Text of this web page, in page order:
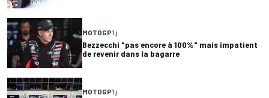
MOTOGP1 j
Bezzecchi "pas encore à 100%" mais impatient
de revenir dans la bagarre
MOTOGP1 j